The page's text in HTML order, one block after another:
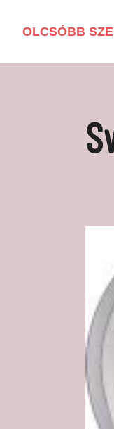
OLCSÓBB